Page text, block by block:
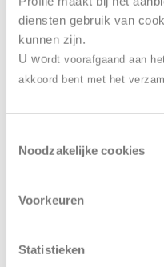
diensten gebruik van
kunnen zijn.
U wordt voorafgaand aan
akkoord bent met het
Noodzakelijke cookies
Voorkeuren
Statistieken
Altijd met
Wij
Altijd met
Nee, in tegenstelling tot